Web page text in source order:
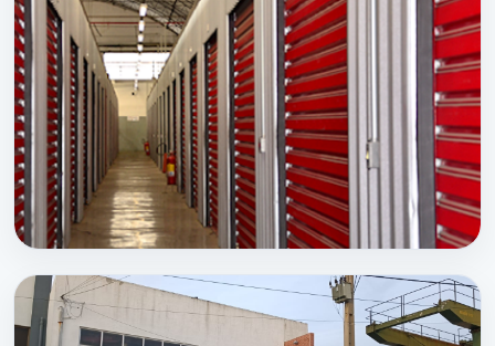
OKMUDANÇASa sua empresa de Mudanças
Para as várias tipologias de serviços e desafios
que nos são exigidos, devido à nossa vasta
experiência, conseguimos aliar os meios
humanos, materiais e técnicos, que melhor
respondem às necessidades individuais de cada
cliente.
SERVIÇOS RELACIONADOS:
OKBOX